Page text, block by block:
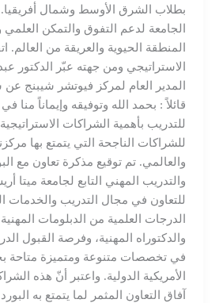
بطلاب الشرق الأوسط وشمال
الجامعة لدعم التفوق والتمكن
المنطقة الحيوية والعريقة من العالم.
الاستراتيجي ومن جهته عبّر الدكتور
المدير العام لمركز فيوتشر شيبنج عن
قائلاً : بحمد الله وتوفيقه وإيماناً منا
للتدريب بأهمية الشراكات
للشراكات الناجحة التي يتمتع بها
والعالمي. تم توقيع مذكرة تعاون مع
والتدريب المهني التابع لجامعة ميتا
للتعاون في مجال التدريب والخدمات
الدرجات العلمية من الدبلومات
والدكتوراه المهنية، وفرصة القبول
في تخصصات متنوعة ومتميزة متاحة
الأمريكية الدولية. واعتبر أنّ هذه
آفاق التعاون المثمر لما يتمتع به